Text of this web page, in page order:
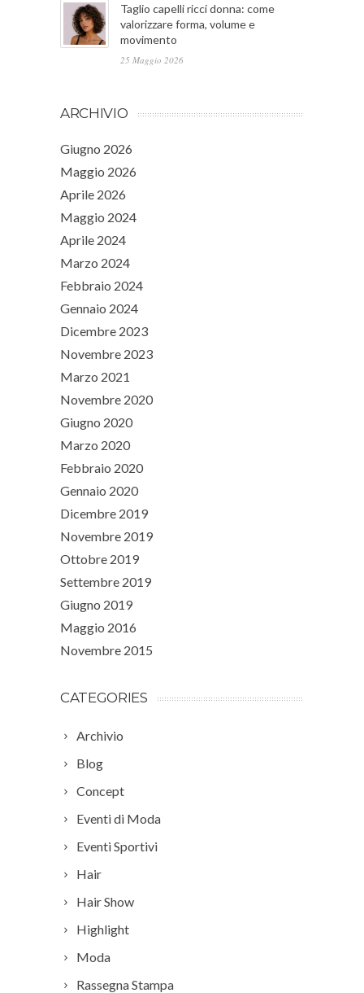
Taglio capelli ricci donna: come
valorizzare forma, volume e
movimento
25 Maggio 2026
ARCHIVIO
Giugno 2026
Maggio 2026
Aprile 2026
Maggio 2024
Aprile 2024
Marzo 2024
Febbraio 2024
Gennaio 2024
Dicembre 2023
Novembre 2023
Marzo 2021
Novembre 2020
Giugno 2020
Marzo 2020
Febbraio 2020
Gennaio 2020
Dicembre 2019
Novembre 2019
Ottobre 2019
Settembre 2019
Giugno 2019
Maggio 2016
Novembre 2015
CATEGORIES
Archivio
Blog
Concept
Eventi di Moda
Eventi Sportivi
Hair
Hair Show
Highlight
Moda
Rassegna Stampa